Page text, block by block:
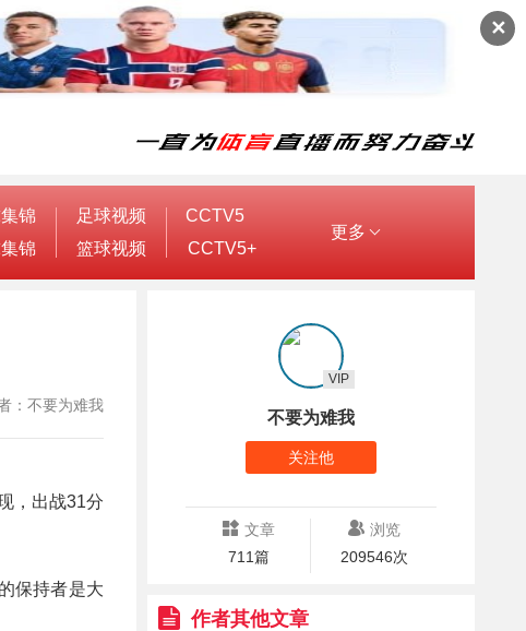
✕
锦
锦
足球视频
篮球视频
CCTV5
CCTV5+
更多
：不要为难我
，出战31分
保持者是大
不要为难我
VIP
关注他
文章
711篇
浏览
209546次
作者其他文章